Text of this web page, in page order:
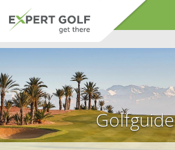
Golfguide